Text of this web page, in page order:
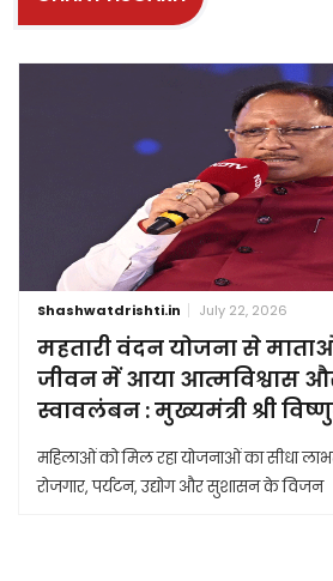
Shashwatdrishti.in July 22, 2026
महतारी वंदन योजना से
जीवन में आया आत्मविश्वास
स्वावलंबन : मुख्यमंत्री श्री
महिलाओं को मिल रहा योजनाओं का सीधा
रोजगार, पर्यटन, उद्योग और सुशासन के विजन